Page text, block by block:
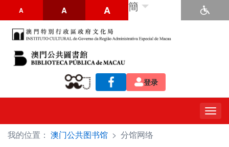
A A A 簡
登录
我的位置： 澳门公共图书馆 > 分馆网络